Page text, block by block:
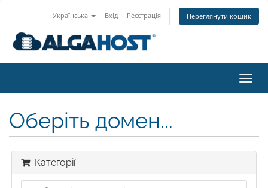
Українська Вхід Реєстрація Переглянути кошик
Оберіть домен...
Категорії